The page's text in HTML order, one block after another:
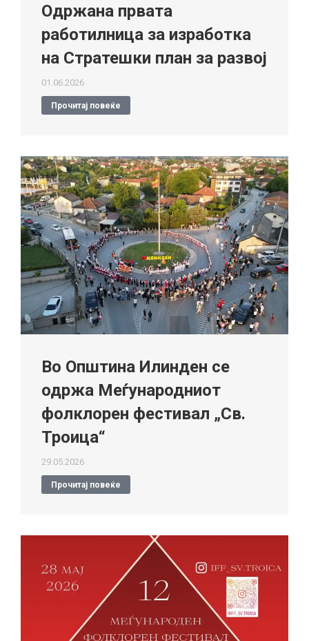
Одржана првата
работилница за изработка
на Стратешки план за развој
01.06.2026
Прочитај повеќе
Во Општина Илинден се
одржа Меѓународниот
фолклорен фестивал „Св.
Троица“
29.05.2026
Прочитај повеќе